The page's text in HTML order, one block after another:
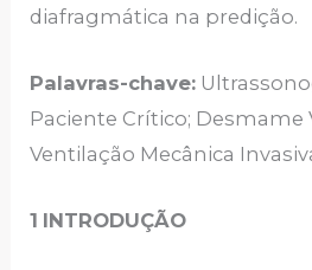
diafragmática na predição.
Palavras-chave:
Paciente Crítico; Desmame
Ventilação Mecânica
1 INTRODUÇÃO